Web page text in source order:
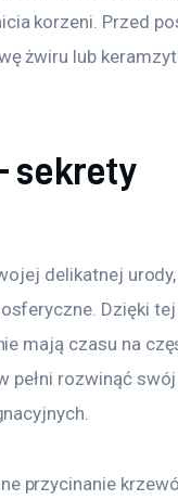
korzeni. Przed
żwiru lub
sekrety
delikatnej
Dzięki
mają czasu na
pełni rozwinąć
przycinanie